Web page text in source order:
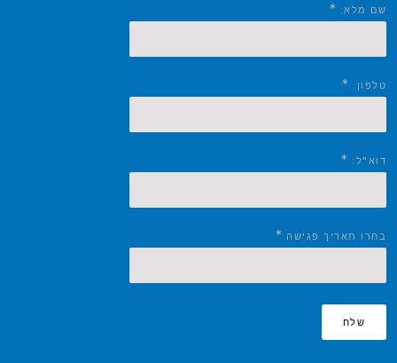
שם מלא: *
טלפון: *
דוא"ל: *
בחרו תאריך פגישה *
שלח